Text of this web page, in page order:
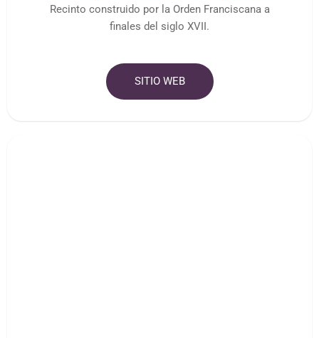
Recinto construido por la Orden Franciscana a
finales del siglo XVII.
SITIO WEB